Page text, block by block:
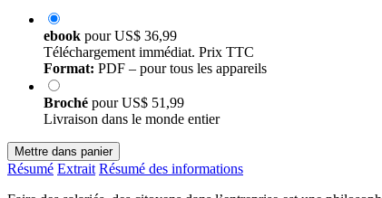
ebook pourUS$ 36,99
Téléchargement immédiat. Prix TTC
Format: PDF – pour tous les appareils
Broché pourUS$ 51,99
Livraison dans le monde entier
Mettre dans panier
Résumé Extrait Résumé des informations